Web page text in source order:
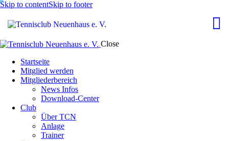
Skip to contentSkip to footer
Close
Startseite
Mitglied werden
Mitgliederbereich
News Infos
Download-Center
Club
Über TCN
Anlage
Trainer